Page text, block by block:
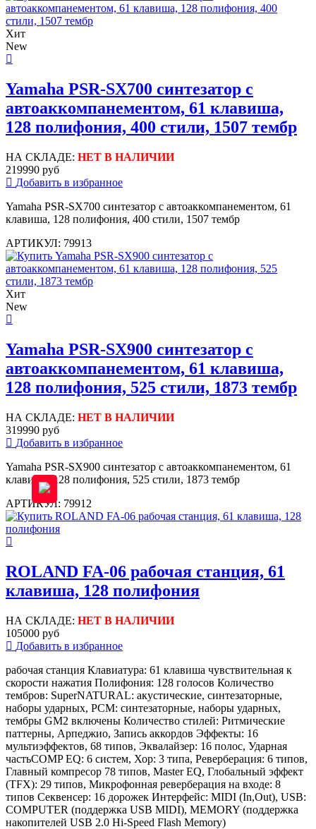
Хит
New
Yamaha PSR-SX700 синтезатор с
автоаккомпанементом, 61 клавиша,
128 полифония, 400 стили, 1507 тембр
НА СКЛАДЕ: НЕТ В НАЛИЧИИ
219990 руб
Добавить в избранное
Yamaha PSR-SX700 синтезатор с автоаккомпанементом, 61
клавиша, 128 полифония, 400 стили, 1507 тембр
АРТИКУЛ: 79913
Хит
New
Yamaha PSR-SX900 синтезатор с
автоаккомпанементом, 61 клавиша,
128 полифония, 525 стили, 1873 тембр
НА СКЛАДЕ: НЕТ В НАЛИЧИИ
319990 руб
Добавить в избранное
Yamaha PSR-SX900 синтезатор с автоаккомпанементом, 61
клавиша, 128 полифония, 525 стили, 1873 тембр
АРТИКУЛ: 79912
ROLAND FA-06 рабочая станция, 61
клавиша, 128 полифония
НА СКЛАДЕ: НЕТ В НАЛИЧИИ
105000 руб
Добавить в избранное
рабочая станция Клавиатура: 61 клавиша чувствительная к
скорости нажатия Полифония: 128 голосов Количество
тембров: SuperNATURAL: акустические, синтезаторные,
наборы ударных, PCM: синтезаторные, наборы ударных,
тембры GM2 включены Количество стилей: Ритмические
паттерны, Арпеджио, Запись аккордов Эффекты: 16
мультиэффектов, 68 типов, Эквалайзер: 16 полос, Ударная
частьCOMP EQ: 6 систем, Хор: 3 типа, Реверберация: 6 типов,
Главный компресор 78 типов, Master EQ, Глобальный эффект
(TFX): 29 типов, Микрофонная реверберация на входе: 8
типов Секвенсер: 16 дорожек Интерфейс: MIDI (In,Out), USB:
COMPUTER (поддержка USB MIDI), MEMORY (поддержка
накопителей USB 2.0 Hi-Speed Flash Memory)